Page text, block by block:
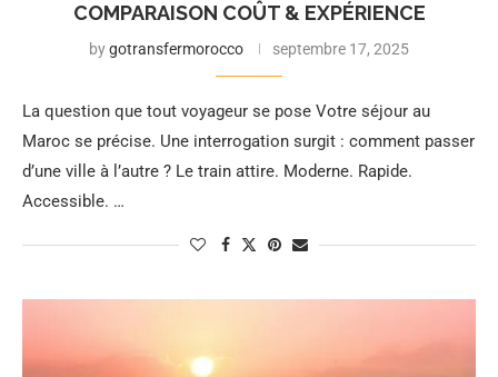
COMPARAISON COÛT & EXPÉRIENCE
bygotransfermorocco septembre 17, 2025
La question que tout voyageur se pose Votre séjour au
Maroc se précise. Une interrogation surgit : comment passer
d’une ville à l’autre ? Le train attire. Moderne. Rapide.
Accessible. …